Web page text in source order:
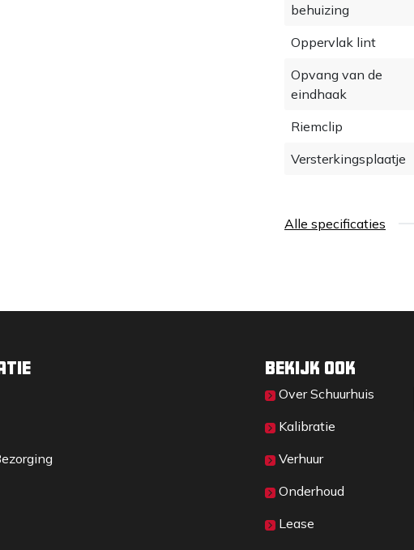
behuizing
Oppervlak lint
Opvang van de
eindhaak
Riemclip
Versterkingsplaatje
Alle specificaties
Bekijk ook
Over Sc​huurhuis
Kalibratie
Verhuur
Onderhoud
Lease